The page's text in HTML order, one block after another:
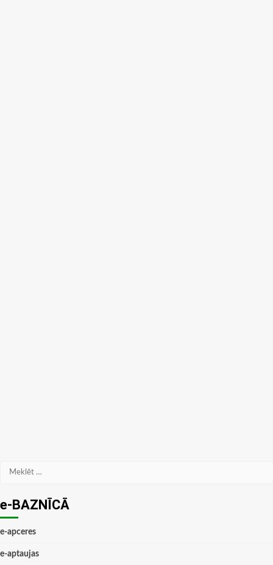
Meklēt:
e-BAZNĪCĀ
e-apceres
e-aptaujas